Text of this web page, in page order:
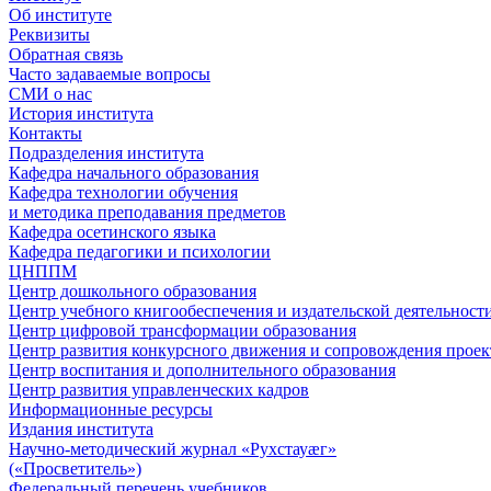
Об институте
Реквизиты
Обратная связь
Часто задаваемые вопросы
СМИ о нас
История института
Контакты
Подразделения института
Кафедра начального образования
Кафедра технологии обучения
и методика преподавания предметов
Кафедра осетинского языка
Кафедра педагогики и психологии
ЦНППМ
Центр дошкольного образования
Центр учебного книгообеспечения и издательской
Центр цифровой трансформации образования
Центр развития конкурсного движения и сопровождения
Центр воспитания и дополнительного образования
Центр развития управленческих кадров
Информационные ресурсы
Издания института
Научно-методический журнал «Рухстауæг»
(«Просветитель»)